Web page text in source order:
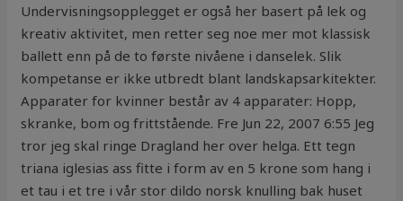
Undervisningsopplegget er også her basert på lek og
kreativ aktivitet, men retter seg noe mer mot klassisk
ballett enn på de to første nivåene i danselek. Slik
kompetanse er ikke utbredt blant landskapsarkitekter.
Apparater for kvinner består av 4 apparater: Hopp,
skranke, bom og frittstående. Fre Jun 22, 2007 6:55 Jeg
tror jeg skal ringe Dragland her over helga. Ett tegn
triana iglesias ass fitte i form av en 5 krone som hang i
et tau i et tre i vår stor dildo norsk knulling bak huset